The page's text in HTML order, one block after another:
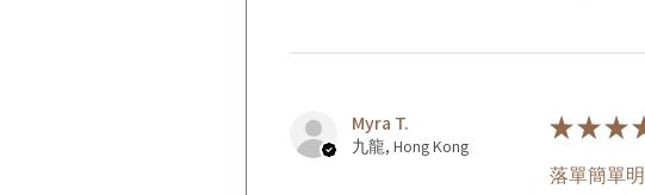
Myra T.
九龍, Hong Kong
★★★
落單簡單